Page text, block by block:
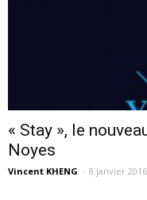
« Stay », le
Noyes
Vincent KHENG - 8 janvier 2016